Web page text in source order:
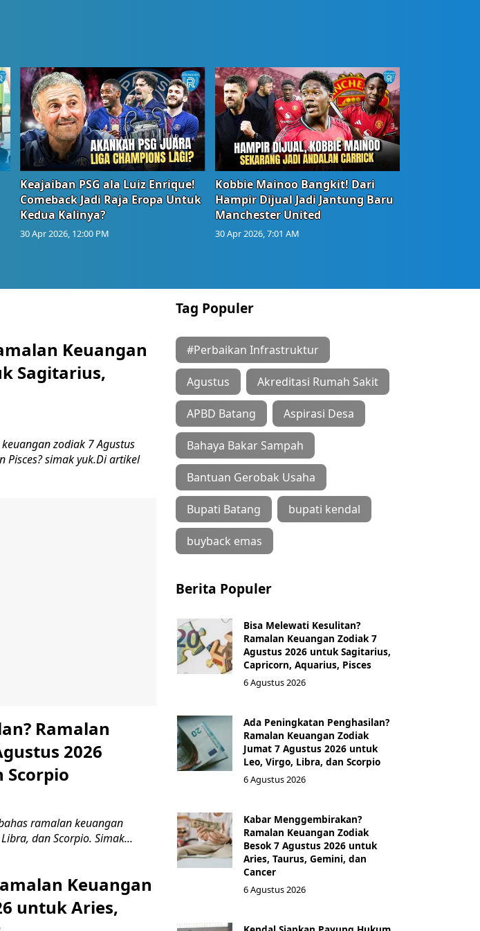
Keajaiban PSG ala Luiz Enrique!
Comeback Jadi Raja Eropa Untuk
Kedua Kalinya?
30 Apr 2026, 12:00 PM
Kobbie Mainoo Bangkit! Dari
Hampir Dijual Jadi Jantung Baru
Manchester United
30 Apr 2026, 7:01 AM
Keuangan
Sagitarius,
zodiak 7 Agustus
Pisces? simak yuk.Di artikel
Ramalan
2026
Scorpio
ramalan keuangan
dan Scorpio. Simak...
Keuangan
untuk Aries,
Tag Populer
#Perbaikan Infrastruktur
Agustus Akreditasi Rumah Sakit
APBD Batang Aspirasi Desa
Bahaya Bakar Sampah
Bantuan Gerobak Usaha
Bupati Batang bupati kendal
buyback emas
Berita Populer
Bisa Melewati Kesulitan?
Ramalan Keuangan Zodiak 7
Agustus 2026 untuk Sagitarius,
Capricorn, Aquarius, Pisces
6 Agustus 2026
Ada Peningkatan Penghasilan?
Ramalan Keuangan Zodiak
Jumat 7 Agustus 2026 untuk
Leo, Virgo, Libra, dan Scorpio
6 Agustus 2026
Kabar Menggembirakan?
Ramalan Keuangan Zodiak
Besok 7 Agustus 2026 untuk
Aries, Taurus, Gemini, dan
Cancer
6 Agustus 2026